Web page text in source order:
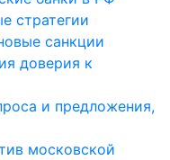
стратегии
санкции
доверия к
и предложения,
московской